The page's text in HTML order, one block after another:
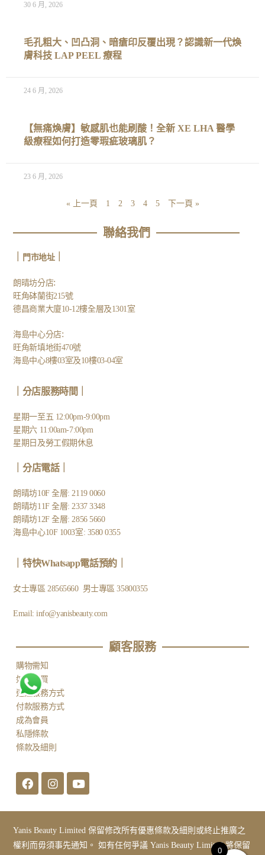
30 6 月, 2026
毛孔粗大、凹凸洞、暗瘡印反覆出現？認識新一代煥
膚科技 LAP PEEL 療程
24 6 月, 2026
【無痛煥膚】敏感肌也能刷酸！全新 XE LHA 醫學
級療程如何打造零瑕疵玻璃肌？
23 6 月, 2026
« 上一頁 1 2 3 4 5 下一頁 »
聯絡我們
門市地址｜
朗晴坊分店:
旺角砵蘭街215號
德昌商業大廈10-12樓全層及1301室
海島中心分店:
旺角新填地街470號
海島中心8樓03室及10樓03-04室
｜分店服務時間｜
星期一至五 12:00pm-9:00pm
星期六 11:00am-7:00pm
星期日及勞工假期休息
分店電話｜
朗晴坊10F 全層: 2119 0060
朗晴坊11F 全層: 2337 3348
朗晴坊12F 全層: 2856 5660
海島中心10F 1003室: 3580 0355
特快Whatsapp電話預約｜
女士專區28565660 男士專區35800355
Email:info@yanisbeauty.com
顧客服務​
購物需知
如何購買
運送服務方式
付款服務方式
成為會員
私隱條款
條款及細則
Yanis Beauty Limited 保留修改所有優惠條款及細則或終止推廣之
權利而毋須事先通知。 如有任何爭議 Yanis Beauty Limited 將保留
0